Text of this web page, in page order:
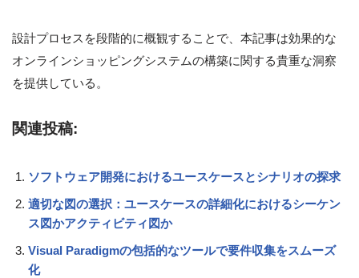
設計プロセスを段階的に概観することで、本記事は効果的な
オンラインショッピングシステムの構築に関する貴重な洞察
を提供している。
関連投稿:
ソフトウェア開発におけるユースケースとシナリオの探求
適切な図の選択：ユースケースの詳細化におけるシーケン
ス図かアクティビティ図か
Visual Paradigmの包括的なツールで要件収集をスムーズ
化